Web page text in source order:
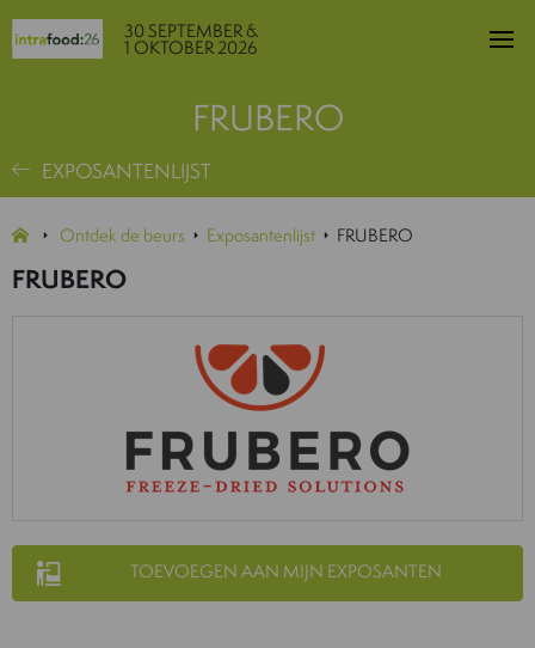
30 SEPTEMBER &
1 OKTOBER 2026
FRUBERO
EXPOSANTENLIJST
Ontdek de beurs Exposantenlijst FRUBERO
FRUBERO
TOEVOEGEN AAN MIJN EXPOSANTEN